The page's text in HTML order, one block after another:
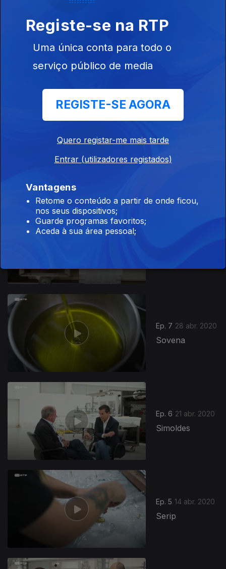
Ep. 10
Software
Ep. 9
Corticeira
Ep. 7 28 abr. 2020
Sovena
Ep. 6 21 abr. 2020
Simoldes
Ep. 5 14 abr. 2020
Serip
Registe-se na RTP
Uma única conta para todo o
serviço público de media
REGISTE-SE AGORA
Quero registar-me mais tarde
Entrar (utilizadores registados)
Vantagens
Retome o conteúdo a partir de onde ficou,
nos seus dispositivos;
Guarde programas favoritos;
Aceda à sua área pessoal;